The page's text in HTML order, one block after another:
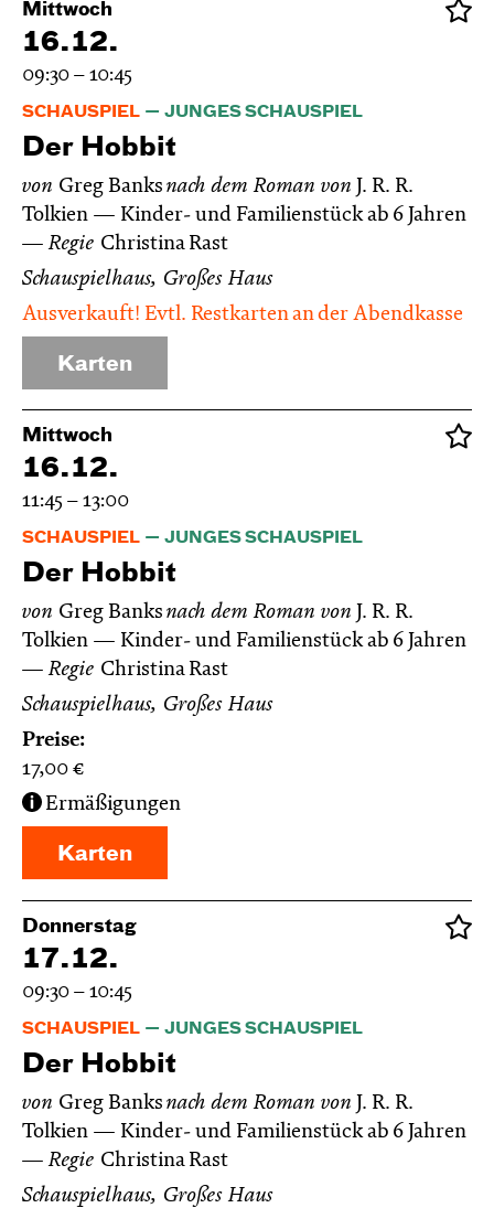
Mittwoch
16.12.
09:30 – 10:45
SCHAUSPIEL JUNGES SCHAUSPIEL
Der Hobbit
von Greg Banks nach dem Roman von J. R. R.
Tolkien
Kinder- und Familienstück ab 6 Jahren
Regie Christina Rast
Schauspielhaus, Großes Haus
Ausverkauft! Evtl. Restkarten an der Abendkasse
Karten
Mittwoch
16.12.
11:45 – 13:00
SCHAUSPIEL JUNGES SCHAUSPIEL
Der Hobbit
von Greg Banks nach dem Roman von J. R. R.
Tolkien
Kinder- und Familienstück ab 6 Jahren
Regie Christina Rast
Schauspielhaus, Großes Haus
Preise:
17,00 €
Ermäßigungen
Karten
Donnerstag
17.12.
09:30 – 10:45
SCHAUSPIEL JUNGES SCHAUSPIEL
Der Hobbit
von Greg Banks nach dem Roman von J. R. R.
Tolkien
Kinder- und Familienstück ab 6 Jahren
Regie Christina Rast
Schauspielhaus, Großes Haus